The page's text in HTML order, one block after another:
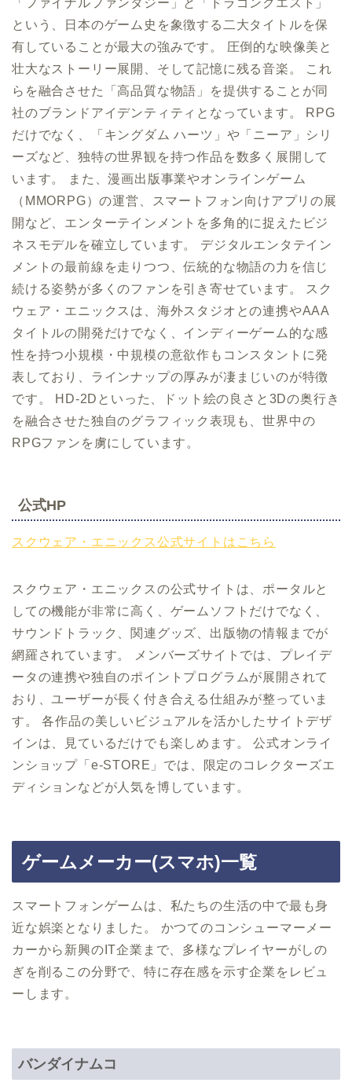
「ファイナルファンタジー」と「ドラゴンクエスト」
という、日本のゲーム史を象徴する二大タイトルを保
有していることが最大の強みです。 圧倒的な映像美と
壮大なストーリー展開、そして記憶に残る音楽。 これ
らを融合させた「高品質な物語」を提供することが同
社のブランドアイデンティティとなっています。 RPG
だけでなく、「キングダム ハーツ」や「ニーア」シリ
ーズなど、独特の世界観を持つ作品を数多く展開して
います。 また、漫画出版事業やオンラインゲーム
（MMORPG）の運営、スマートフォン向けアプリの展
開など、エンターテインメントを多角的に捉えたビジ
ネスモデルを確立しています。 デジタルエンタテイン
メントの最前線を走りつつ、伝統的な物語の力を信じ
続ける姿勢が多くのファンを引き寄せています。 スク
ウェア・エニックスは、海外スタジオとの連携やAAA
タイトルの開発だけでなく、インディーゲーム的な感
性を持つ小規模・中規模の意欲作もコンスタントに発
表しており、ラインナップの厚みが凄まじいのが特徴
です。 HD-2Dといった、ドット絵の良さと3Dの奥行き
を融合させた独自のグラフィック表現も、世界中の
RPGファンを虜にしています。
公式HP
スクウェア・エニックス公式サイトはこちら
スクウェア・エニックスの公式サイトは、ポータルと
しての機能が非常に高く、ゲームソフトだけでなく、
サウンドトラック、関連グッズ、出版物の情報までが
網羅されています。 メンバーズサイトでは、プレイデ
ータの連携や独自のポイントプログラムが展開されて
おり、ユーザーが長く付き合える仕組みが整っていま
す。 各作品の美しいビジュアルを活かしたサイトデザ
インは、見ているだけでも楽しめます。 公式オンライ
ンショップ「e-STORE」では、限定のコレクターズエ
ディションなどが人気を博しています。
ゲームメーカー(スマホ)一覧
スマートフォンゲームは、私たちの生活の中で最も身
近な娯楽となりました。 かつてのコンシューマーメー
カーから新興のIT企業まで、多様なプレイヤーがしの
ぎを削るこの分野で、特に存在感を示す企業をレビュ
ーします。
バンダイナムコ